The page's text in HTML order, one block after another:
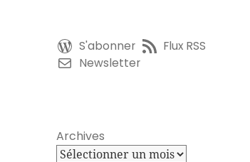
S'abonner
Flux RSS
Newsletter
Archives